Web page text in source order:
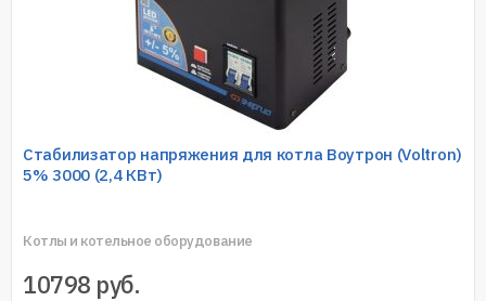
Стабилизатор напряжения для котла Воутрон (Voltron)
5% 3000 (2,4 КВт)
Котлы и котельное оборудование
10798 руб.